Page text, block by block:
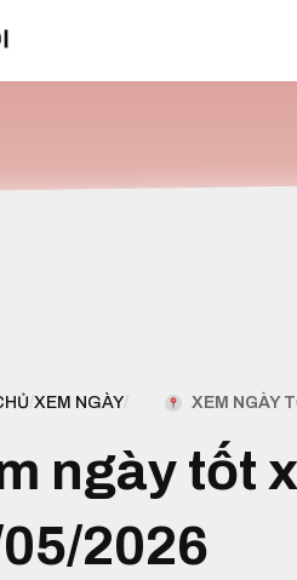
/XEM NGÀY/ XEM NGÀY
ngày tốt
2026